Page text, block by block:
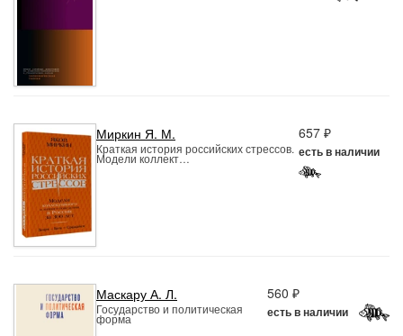
Миркин Я. М.
Краткая история российских стрессов.
Модели коллект…
657 ₽
есть в наличии
Маскару А. Л.
Государство и политическая
форма
560 ₽
есть в наличии